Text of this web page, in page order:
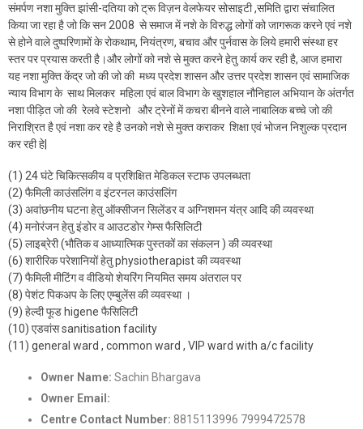
संमर्पण नशा मुक्ति झांसी-दतिया को ट्रू विज़न वेलफेयर सोसाइटी ,समिति द्वारा संचालित
किया जा रहा है जो कि सन 2008 से समाज में नशे के विरुद्ध लोगों को जागरूक करने एवं नशे
से होने वाले दुष्परिणामों के रोकथाम, नियंत्रण, बचाव और पुर्नवास के लिये हमारी संस्था हर
स्तर पर प्रयास करती है।और लोगों को नशे से मुक्त करने हेतु कार्य कर रही है, आज हमारा
यह नशा मुक्ति केंद्र जो की जो की मध्य प्रदेश शासन और उत्तर प्रदेश शासन एवं सामाजिक
न्याय विभाग के साथ मिलकर महिला एवं बाल विभाग के खुशहाल नौनिहाल अभियान के अंतर्गत
नशा पीड़ित जो की रेलवे स्टेशनो और ट्रेनों में कचरा बीनने वाले नाबालिक बच्चे जो की
निराश्रित है एवं नशा कर रहे है उनको नशे से मुक्त कराकर शिक्षा एवं भोजन निशुल्क प्रदान
कर रही हे|
(1) 24 घंटे चिकित्सकीय व प्रशिक्षित मेडिकल स्टाफ उपलब्धता
(2) फैमिली काउंसलिंग व इंटरनल काउंसलिंग
(3) अवांछनीय घटना हेतु ऑक्सीजन सिलेंडर व अग्निशमन यंत्र आदि की व्यवस्था
(4) मनोरंजन हेतु इंडोर व आउटडोर गेम्स फैसिलिटी
(5) लाइब्रेरी (भौतिक व आध्यात्मिक पुस्तकों का संकलन ) की व्यवस्था
(6) शारीरिक परेशानियों हेतु physiotherapist की व्यवस्था
(7) फैमिली मीटिंग व वीडियो शेयरिंग नियमित समय अंतराल पर
(8) पेशंट पिकअप के लिए एम्बुलेंस की व्यवस्था ।
(9) हेल्दी फूड higene फैसिलिटी
(10) एडवांस sanitisation facility
(11) general ward , common ward , VIP ward with a/c facility
Owner Name: Sachin Bhargava
Owner Email:
Centre Contact Number: 8815113996 7999472578